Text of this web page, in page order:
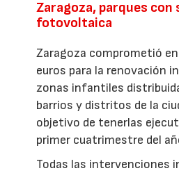
Zaragoza, parques con
fotovoltaica
Zaragoza comprometió
euros para la renovación
zonas infantiles
barrios y distritos de la
objetivo de tenerlas
primer cuatrimestre del
Todas las intervenciones